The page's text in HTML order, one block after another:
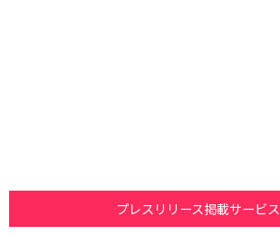
プレスリリース掲載サービス